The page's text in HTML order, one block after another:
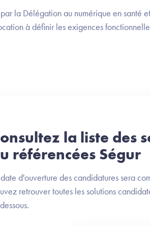
la Délégation au numérique en santé
à définir les exigences
la liste des
référencées Ségur
date d'ouverture des candidatures sera
retrouver toutes les solutions